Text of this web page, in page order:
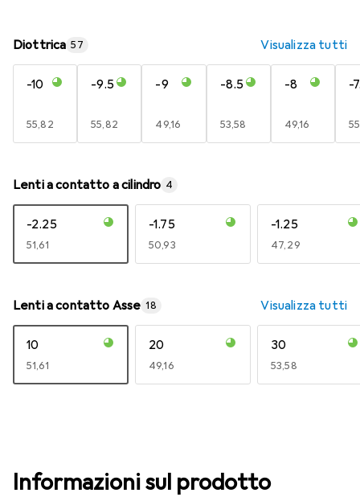
Diottrica 57 Visualizza tutti
-10
EUR
55,82
-9.5
EUR
55,82
-9
EUR
49,16
-8.5
EUR
53,58
-8
EUR
49,16
-
Lenti a contatto a cilindro 4
-2.25
EUR
51,61
-1.75
EUR
50,93
-1.25
EUR
47,29
Lenti a contatto Asse 18 Visualizza tutti
10
EUR
51,61
20
EUR
49,16
30
EUR
53,58
Informazioni sul prodotto